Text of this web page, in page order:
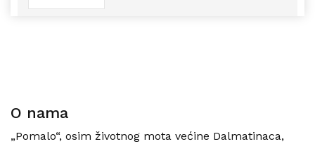
O nama
„Pomalo“, osim životnog mota većine Dalmatinaca,